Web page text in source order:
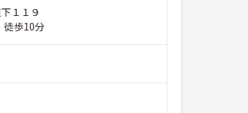
１１９
徒歩10分